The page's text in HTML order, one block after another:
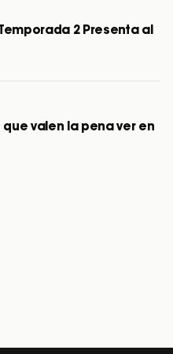
2 Presenta al
valen la pena ver en